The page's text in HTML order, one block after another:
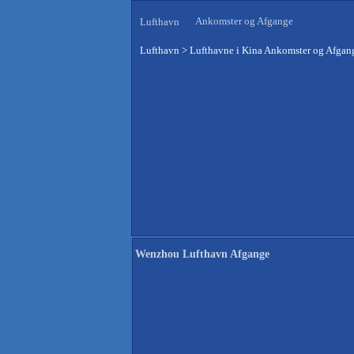
Lufthavn Ankomster og Afgange
Lufthavn > Lufthavne i Kina Ankomster og
Wenzhou Lufthavn Afgange